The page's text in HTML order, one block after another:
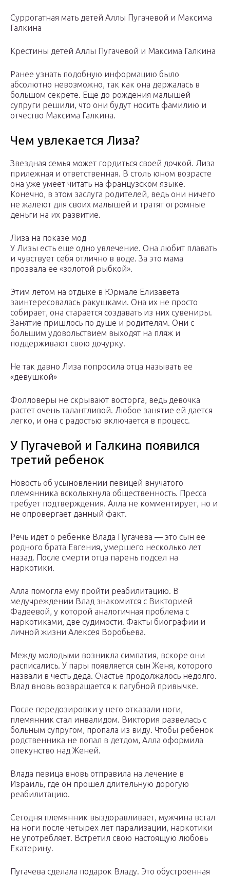
Суррогатная мать детей Аллы Пугачевой и Максима
Галкина
Крестины детей Аллы Пугачевой и Максима Галкина
Ранее узнать подобную информацию было
абсолютно невозможно, так как она держалась в
большом секрете. Еще до рождения малышей
супруги решили, что они будут носить фамилию и
отчество Максима Галкина.
Чем увлекается Лиза?
Звездная семья может гордиться своей дочкой. Лиза
прилежная и ответственная. В столь юном возрасте
она уже умеет читать на французском языке.
Конечно, в этом заслуга родителей, ведь они ничего
не жалеют для своих малышей и тратят огромные
деньги на их развитие.
Лиза на показе мод
У Лизы есть еще одно увлечение. Она любит плавать
и чувствует себя отлично в воде. За это мама
прозвала ее «золотой рыбкой».
Этим летом на отдыхе в Юрмале Елизавета
заинтересовалась ракушками. Она их не просто
собирает, она старается создавать из них сувениры.
Занятие пришлось по душе и родителям. Они с
большим удовольствием выходят на пляж и
поддерживают свою дочурку.
Не так давно Лиза попросила отца называть ее
«девушкой»
Фолловеры не скрывают восторга, ведь девочка
растет очень талантливой. Любое занятие ей дается
легко, и она с радостью включается в процесс.
У Пугачевой и Галкина появился
третий ребенок
Новость об усыновлении певицей внучатого
племянника всколыхнула общественность. Пресса
требует подтверждения. Алла не комментирует, но и
не опровергает данный факт.
Речь идет о ребенке Влада Пугачева — это сын ее
родного брата Евгения, умершего несколько лет
назад. После смерти отца парень подсел на
наркотики.
Алла помогла ему пройти реабилитацию. В
медучреждении Влад знакомится с Викторией
Фадеевой, у которой аналогичная проблема с
наркотиками, две судимости. Факты биографии и
личной жизни Алексея Воробьева.
Между молодыми возникла симпатия, вскоре они
расписались. У пары появляется сын Женя, которого
назвали в честь деда. Счастье продолжалось недолго.
Влад вновь возвращается к пагубной привычке.
После передозировки у него отказали ноги,
племянник стал инвалидом. Виктория развелась с
больным супругом, пропала из виду. Чтобы ребенок
родственника не попал в детдом, Алла оформила
опекунство над Женей.
Влада певица вновь отправила на лечение в
Израиль, где он прошел длительную дорогую
реабилитацию.
Сегодня племянник выздоравливает, мужчина встал
на ноги после четырех лет парализации, наркотики
не употребляет. Встретил свою настоящую любовь
Екатерину.
Пугачева сделала подарок Владу. Это обустроенная